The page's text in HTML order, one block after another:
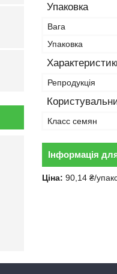
Упаковка
Вага
Упаковка
Репродукція
Класс семян
Інформація
Ціна: 90,14 ₴/